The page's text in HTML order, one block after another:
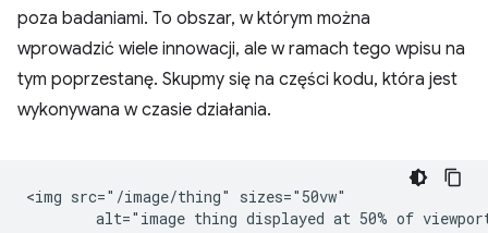
poza badaniami. To obszar, w którym można
wprowadzić wiele innowacji, ale w ramach tego wpisu na
tym poprzestanę. Skupmy się na części kodu, która jest
wykonywana w czasie działania.
<img src="/image/thing" sizes="50vw"